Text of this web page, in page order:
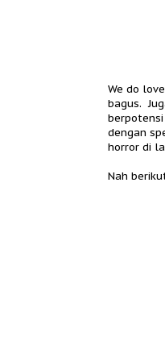
We do
bagus.
dengan
horror di
Nah